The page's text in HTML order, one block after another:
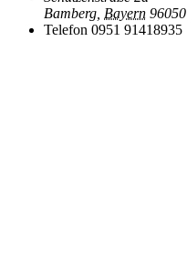
Bamberg, Bayern 96050
Telefon 0951 91418935